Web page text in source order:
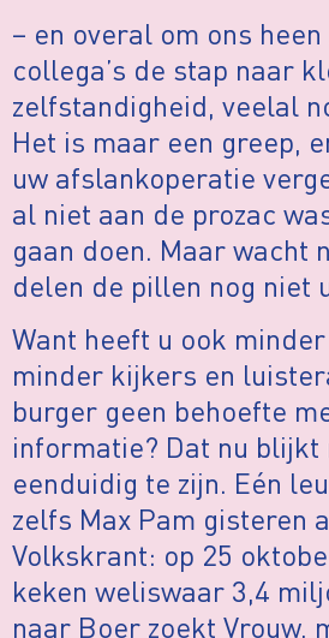
– en overal om ons
collega’s de stap naar
zelfstandigheid, veelal
Het is maar een greep,
uw afslankoperatie
al niet aan de prozac
gaan doen. Maar wacht
delen de pillen nog niet
Want heeft u ook
minder kijkers en
burger geen behoefte
informatie? Dat nu blijkt
eenduidig te zijn. Eén
zelfs Max Pam gisteren
Volkskrant: op 25
keken weliswaar 3,4
naar Boer zoekt Vrouw,